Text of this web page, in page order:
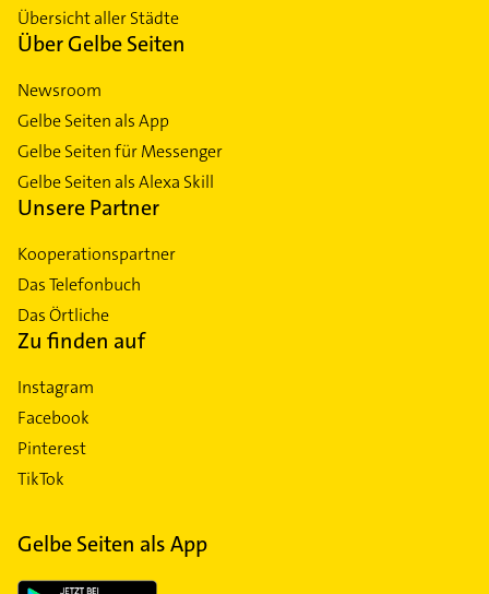
Übersicht aller Städte
Über Gelbe Seiten
Newsroom
Gelbe Seiten als App
Gelbe Seiten für Messenger
Gelbe Seiten als Alexa Skill
Unsere Partner
Kooperationspartner
Das Telefonbuch
Das Örtliche
Zu finden auf
Instagram
Facebook
Pinterest
TikTok
Gelbe Seiten als App